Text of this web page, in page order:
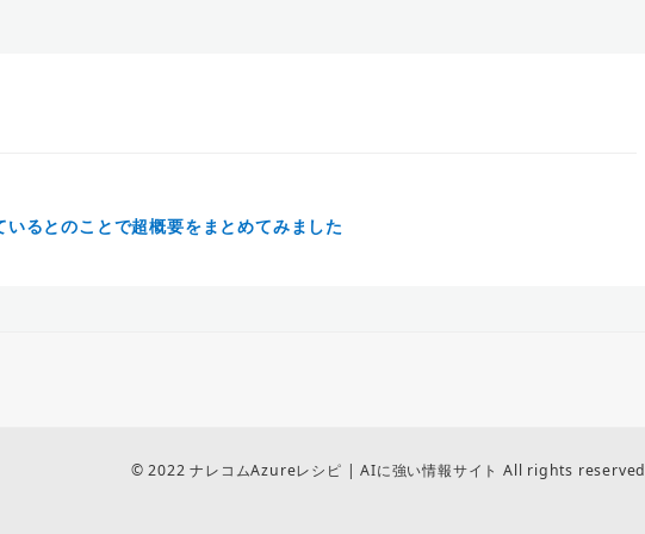
るとのことで超概要をまとめてみました
© 2022 ナレコムAzureレシピ | AIに強い情報サイト All rights reserved